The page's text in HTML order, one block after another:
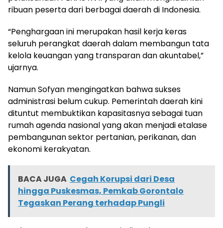
ribuan peserta dari berbagai daerah di Indonesia.
“Penghargaan ini merupakan hasil kerja keras
seluruh perangkat daerah dalam membangun tata
kelola keuangan yang transparan dan akuntabel,”
ujarnya.
Namun Sofyan mengingatkan bahwa sukses
administrasi belum cukup. Pemerintah daerah kini
dituntut membuktikan kapasitasnya sebagai tuan
rumah agenda nasional yang akan menjadi etalase
pembangunan sektor pertanian, perikanan, dan
ekonomi kerakyatan.
BACA JUGA Cegah Korupsi dari Desa
hingga Puskesmas, Pemkab Gorontalo
Tegaskan Perang terhadap Pungli